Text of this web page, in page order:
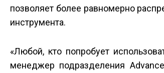
позволяет более равномерно
инструмента.
«Любой, кто попробует
менеджер подразделения